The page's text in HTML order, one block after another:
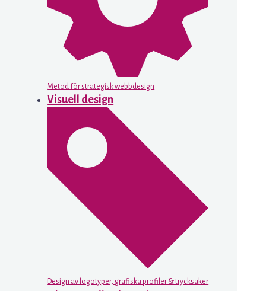
Metod för strategisk webbdesign
Visuell design
Design av logotyper, grafiska profiler & trycksaker